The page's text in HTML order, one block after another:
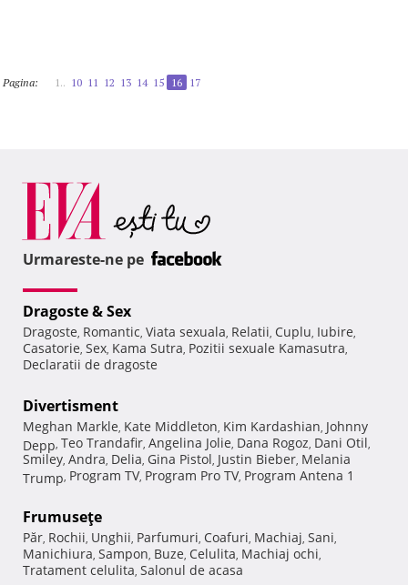
Pagina: 1.. 10 11 12 13 14 15 16 17
Urmareste-ne pe
Dragoste & Sex
Dragoste, Romantic, Viata sexuala, Relatii, Cuplu, Iubire,
Casatorie, Sex, Kama Sutra, Pozitii sexuale Kamasutra,
Declaratii de dragoste
Divertisment
Meghan Markle, Kate Middleton, Kim Kardashian, Johnny
Depp, Teo Trandafir, Angelina Jolie, Dana Rogoz, Dani Otil,
Smiley, Andra, Delia, Gina Pistol, Justin Bieber, Melania
Trump, Program TV, Program Pro TV, Program Antena 1
Frumuseţe
Păr, Rochii, Unghii, Parfumuri, Coafuri, Machiaj, Sani,
Manichiura, Sampon, Buze, Celulita, Machiaj ochi,
Tratament celulita, Salonul de acasa